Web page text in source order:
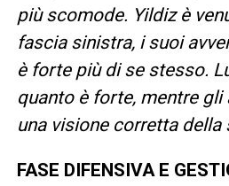
più scomode. Yildiz è
fascia sinistra, i suoi
è forte più di se stesso.
quanto è forte, mentre gli
una visione corretta della
FASE DIFENSIVA E